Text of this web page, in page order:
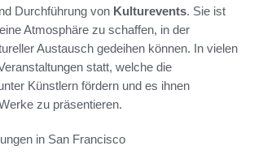
Durchführung von Kulturevents. Sie ist
Atmosphäre zu schaffen, in der
Austausch gedeihen können. In vielen
statt, welche die
Künstlern fördern und es ihnen
zu präsentieren.